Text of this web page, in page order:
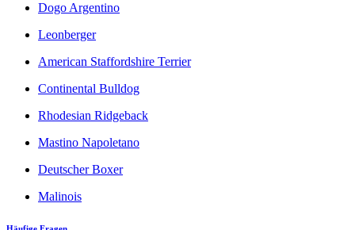
Dogo Argentino
Leonberger
American Staffordshire Terrier
Continental Bulldog
Rhodesian Ridgeback
Mastino Napoletano
Deutscher Boxer
Malinois